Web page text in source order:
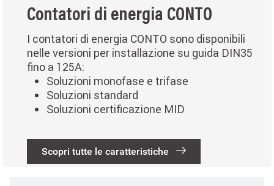
Contatori di energia CONTO
I contatori di energia CONTO sono disponibili
nelle versioni per installazione su guida DIN35
fino a 125A:
Soluzioni monofase e trifase
Soluzioni standard
Soluzioni certificazione MID
Scopri tutte le caratteristiche